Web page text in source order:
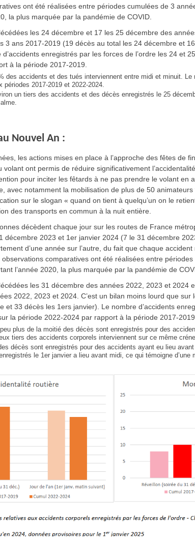
ont été réalisées entre périodes cumulées de 3
la plus marquée par la pandémie de COVID.
les 24 décembre et 17 les 25 décembre des
3 ans 2017-2019 (19 décès au total les 24 décembre et
enregistrés par les forces de l’ordre les 24 et
à la période 2017-2019.
des accidents et des tués interviennent entre midi et minuit. Le
périodes 2017-2019 et 2022-2024.
un tiers des accidents et des décès enregistrés le 25
Nouvel An :
les actions mises en place à l’approche des fêtes de
volant ont permis de réduire significativement
pour inciter les fêtards à ne pas prendre le volant en
avec notamment la mobilisation de plus de 50
sur le slogan « quand on tient à quelqu’un on le
des transports en commun à la nuit entière.
décèdent chaque jour sur les routes de France
décembre 2023 et 1er janvier 2024 (7 le 31 décembre
d’une année sur l’autre, du fait que chaque
observations comparatives ont été réalisées entre
l’année 2020, la plus marquée par la pandémie de
les 31 décembre des années 2022, 2023 et 2024
2022, 2023 et 2024. C’est un bilan moins lourd que
et 33 décès les 1ers janvier). Le nombre d’accidents
la période 2022-2024 par rapport à la période 2017-2019.
plus de la moitié des décès sont enregistrés pour des
tiers des accidents corporels interviennent sur ce même
décès sont enregistrés pour des accidents ayant eu lieu
le 1er janvier a lieu avant midi, ce qui témoigne d’une